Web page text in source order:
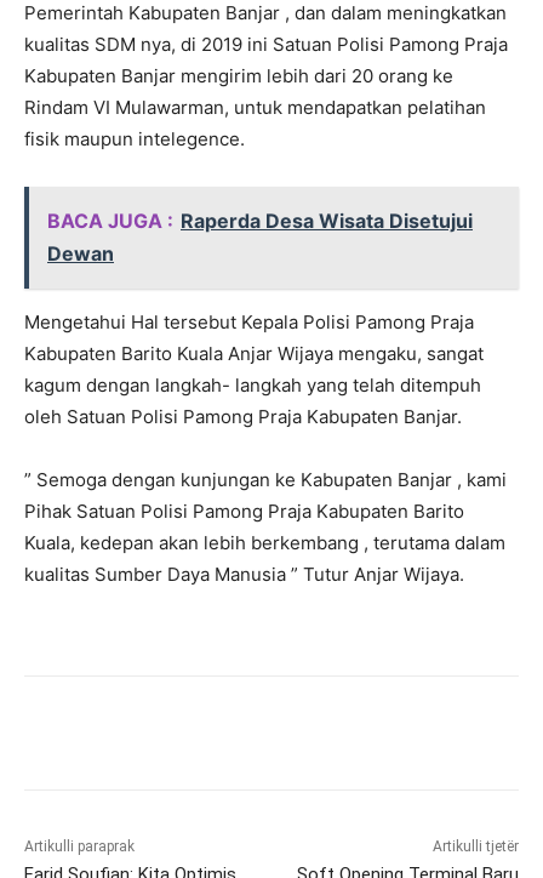
Pemerintah Kabupaten Banjar , dan dalam meningkatkan
kualitas SDM nya, di 2019 ini Satuan Polisi Pamong Praja
Kabupaten Banjar mengirim lebih dari 20 orang ke
Rindam VI Mulawarman, untuk mendapatkan pelatihan
fisik maupun intelegence.
BACA JUGA : Raperda Desa Wisata Disetujui
Dewan
Mengetahui Hal tersebut Kepala Polisi Pamong Praja
Kabupaten Barito Kuala Anjar Wijaya mengaku, sangat
kagum dengan langkah- langkah yang telah ditempuh
oleh Satuan Polisi Pamong Praja Kabupaten Banjar.
” Semoga dengan kunjungan ke Kabupaten Banjar , kami
Pihak Satuan Polisi Pamong Praja Kabupaten Barito
Kuala, kedepan akan lebih berkembang , terutama dalam
kualitas Sumber Daya Manusia ” Tutur Anjar Wijaya.
Artikulli paraprak Artikulli tjetër